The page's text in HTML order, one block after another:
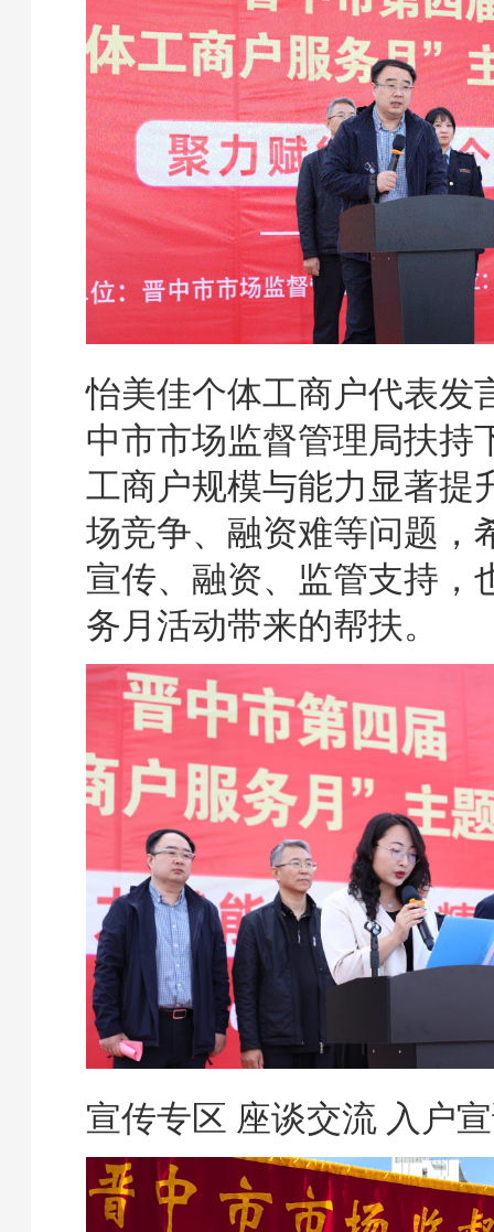
怡美佳个体工商户代表发
中市市场监督管理局扶持
工商户规模与能力显著提
场竞争、融资难等问题，
宣传、融资、监管支持，
务月活动带来的帮扶。
宣传专区 座谈交流 入户